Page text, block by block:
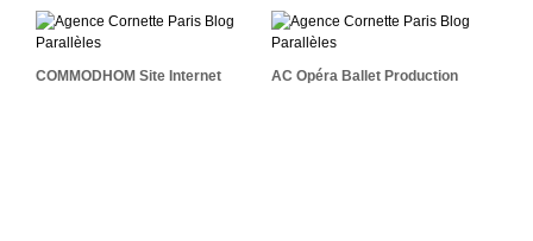
COMMODHOM Site
COMMODHOM Site Internet
AC Opéra Ballet
AC Opéra Ballet Production